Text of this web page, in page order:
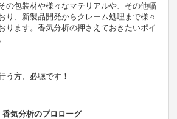
の包装材や様々なマテリアルや、その他幅
り、新製品開発からクレーム処理まで様々
ります。香気分析の押さえておきたいポイ
う方、必聴です！
香気分析のプロローグ